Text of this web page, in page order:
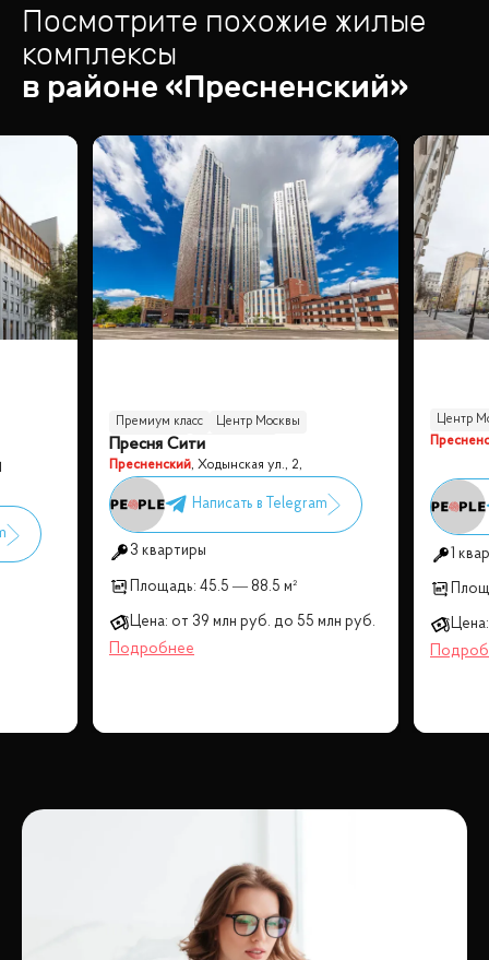
Посмотрите похожие жилые
комплексы
в районе «Пресненский»
Премиум класс
Центр Москвы
Небоскрёб
Бизнес класс
Панорамные окна
Пресня Сити
Пресненский, Ходынская ул., 2,
3 квартиры
Площадь: 45.5 — 88.5 м²
Цена: от 39 млн руб. до 55 млн руб.
Центр
1
Цена: